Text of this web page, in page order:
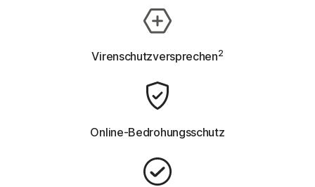
Virenschutzversprechen2
Online-Bedrohungsschutz